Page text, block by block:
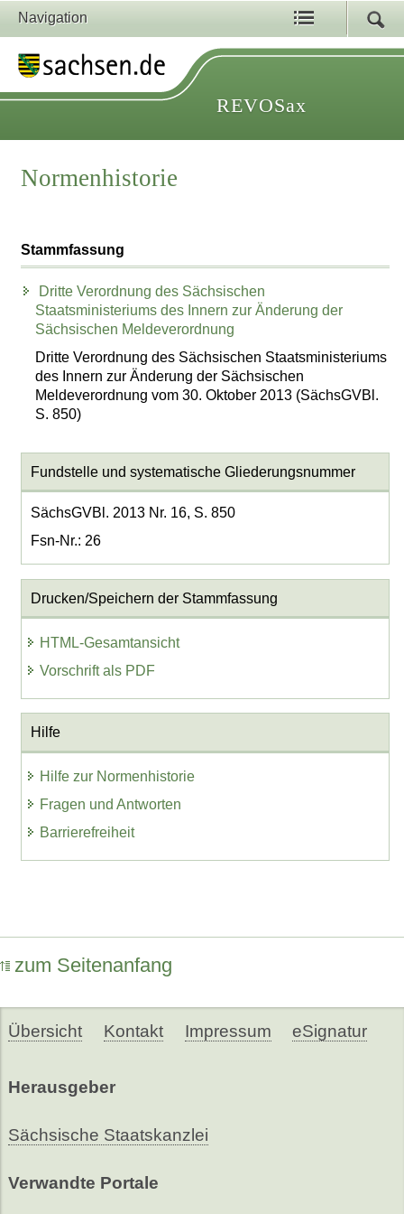
Navigation
REVOSax
Normenhistorie
Stammfassung
Dritte Verordnung des Sächsischen
Staatsministeriums des Innern zur Änderung der
Sächsischen Meldeverordnung
Dritte Verordnung des Sächsischen Staatsministeriums
des Innern zur Änderung der Sächsischen
Meldeverordnung vom 30. Oktober 2013 (SächsGVBl.
S. 850)
Fundstelle und systematische Gliederungsnummer
SächsGVBl. 2013 Nr. 16, S. 850
Fsn-Nr.: 26
Drucken/Speichern der Stammfassung
HTML-Gesamtansicht
Vorschrift als PDF
Hilfe
Hilfe zur Normenhistorie
Fragen und Antworten
Barrierefreiheit
zum Seitenanfang
Übersicht Kontakt Impressum eSignatur
Herausgeber
Sächsische Staatskanzlei
Verwandte Portale